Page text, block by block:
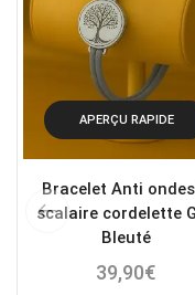
APERÇU RAPIDE
Bracelet Anti
scalaire cordelette
Bleuté
39,90€